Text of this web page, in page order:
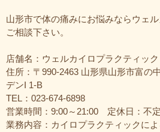
山形市で体の痛みにお悩みならウェ
ご相談下さい。
店舗名：ウェルカイロプラクティック
住所：〒990-2463 山形県山形市富の
デンI 1-B
TEL：023-674-6898
営業時間：9:00～21:00 定休日：不
業務内容：カイロプラクティックに